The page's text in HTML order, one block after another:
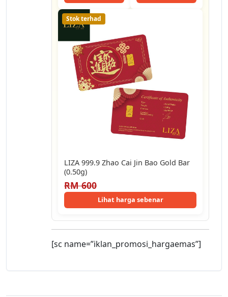
Stok terhad
LIZA 999.9 Zhao Cai Jin Bao Gold Bar
(0.50g)
RM 600
Lihat harga sebenar
[sc name=”iklan_promosi_hargaemas”]